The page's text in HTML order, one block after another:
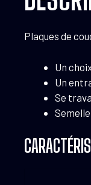
Plaques de
Un
Un
Se